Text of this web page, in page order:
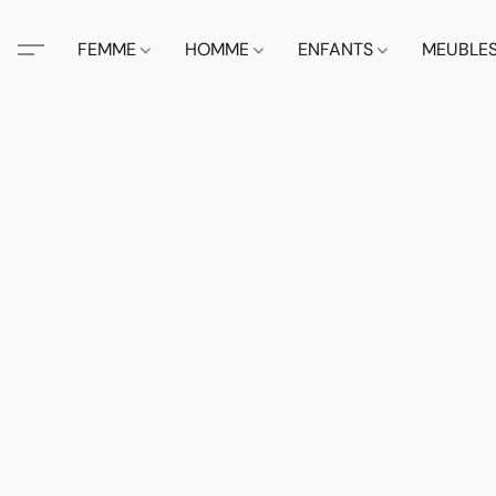
FEMME HOMME ENFANTS